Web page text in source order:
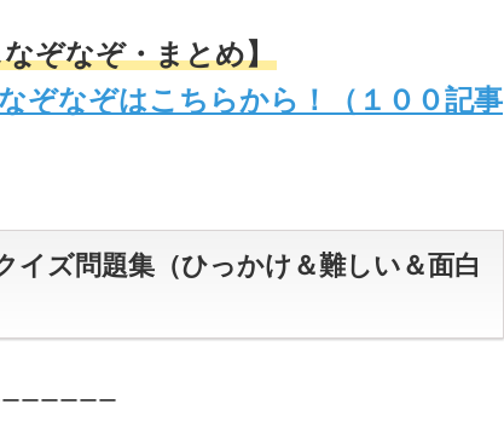
なぞなぞ・まとめ】
ぞなぞはこちらから！（１００記事
イズ問題集（ひっかけ＆難しい＆面白
ーーーーー